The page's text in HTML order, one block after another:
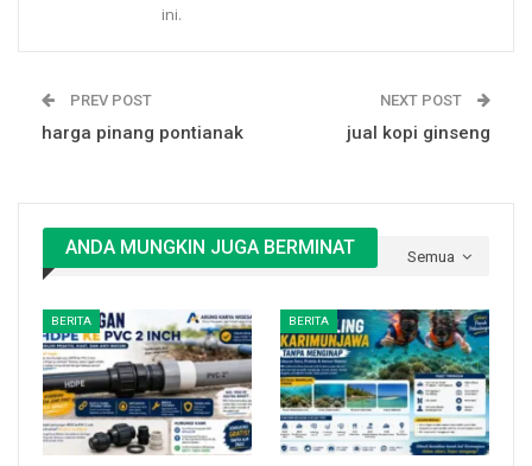
ini.
PREV POST
harga pinang pontianak
NEXT POST
jual kopi ginseng
Semua
ANDA MUNGKIN JUGA BERMINAT
BERITA BERITA